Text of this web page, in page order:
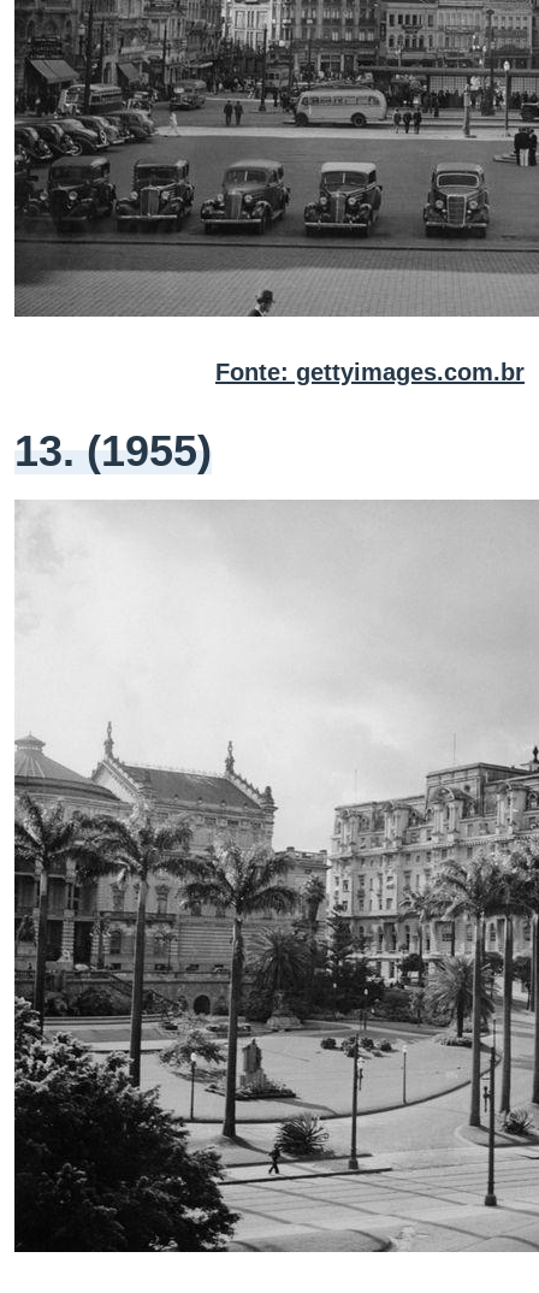
Fonte: gettyimages.com.br
13. (1955)